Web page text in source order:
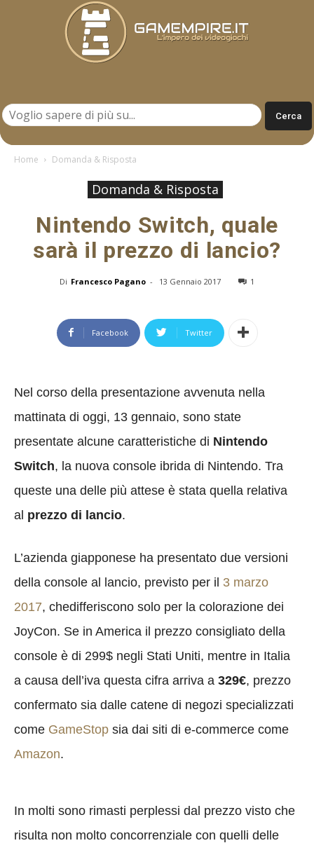
Home Domanda & Risposta
Domanda & Risposta
Nintendo Switch, quale
sarà il prezzo di lancio?
Di Francesco Pagano - 13 Gennaio 2017 1
Facebook Twitter
Nel corso della presentazione avvenuta nella
mattinata di oggi, 13 gennaio, sono state
presentate alcune caratteristiche di Nintendo
Switch, la nuova console ibrida di Nintendo. Tra
queste una delle più attese è stata quella relativa
al prezzo di lancio.
L’azienda giapponese ha presentato due versioni
della console al lancio, previsto per il 3 marzo
2017, chedifferiscono solo per la colorazione dei
JoyCon. Se in America il prezzo consigliato della
console è di 299$ negli Stati Uniti, mentre in Italia
a causa dell’iva questa cifra arriva a 329€, prezzo
confermato sia dalle catene di negozi specializzati
come GameStop sia dai siti di e-commerce come
Amazon.
In molti sono rimasti perplessi dal prezzo visto che
risulta non molto concorrenziale con quelli delle